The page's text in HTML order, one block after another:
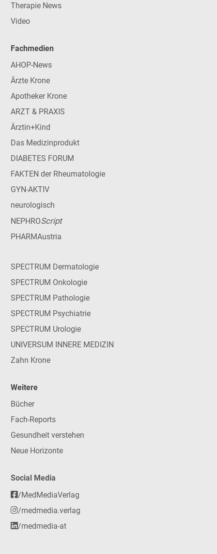
Therapie News
Video
Fachmedien
AHOP-News
Ärzte Krone
Apotheker Krone
ARZT & PRAXIS
Ärztin+Kind
Das Medizinprodukt
DIABETES FORUM
FAKTEN der Rheumatologie
GYN-AKTIV
neurologisch
NEPHROScript
PHARMAustria
SPECTRUM Dermatologie
SPECTRUM Onkologie
SPECTRUM Pathologie
SPECTRUM Psychiatrie
SPECTRUM Urologie
UNIVERSUM INNERE MEDIZIN
Zahn Krone
Weitere
Bücher
Fach-Reports
Gesundheit verstehen
Neue Horizonte
Social Media
/MedMediaVerlag
/medmedia.verlag
/medmedia-at